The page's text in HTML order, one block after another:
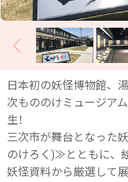
日本初の妖怪博物館、
次もののけミュージア
生！
三次市が舞台となった
のけろく)≫とともに、
妖怪資料から厳選して展